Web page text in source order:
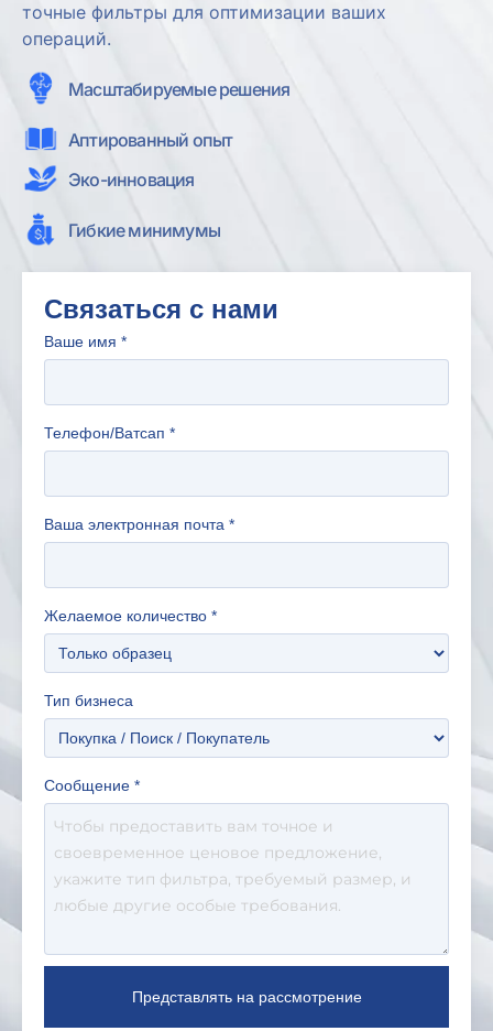
точные фильтры для оптимизации ваших
операций.
Масштабируемые решения
Аптированный опыт
Эко-инновация
Гибкие минимумы
Связаться с нами
Ваше имя *
Телефон/Ватсап *
Ваша электронная почта *
Желаемое количество *
Тип бизнеса
Сообщение *
Представлять на рассмотрение